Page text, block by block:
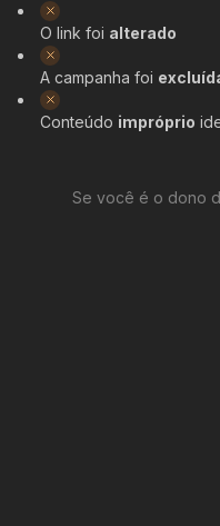
O link foi alterado
A campanha foi
Conteúdo impróprio
Se você é o dono